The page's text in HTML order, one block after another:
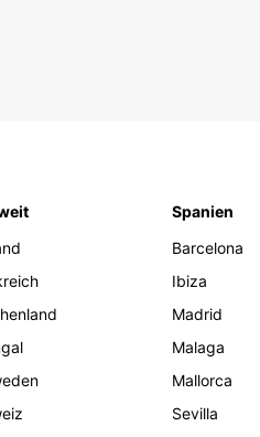
Spanien
Barcelona
Ibiza
Madrid
Malaga
Mallorca
Sevilla